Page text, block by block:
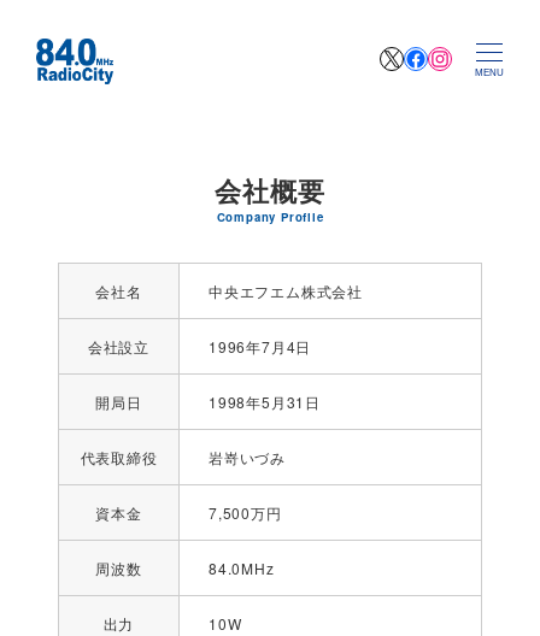
XFacebook
MENU
Company Profile
会社概要
会社名 中央エフエム株式会社
会社設立 1996年7月4日
開局日 1998年5月31日
代表取締役 岩嵜いづみ
資本金 7,500万円
周波数 84.0MHz
出力 10W